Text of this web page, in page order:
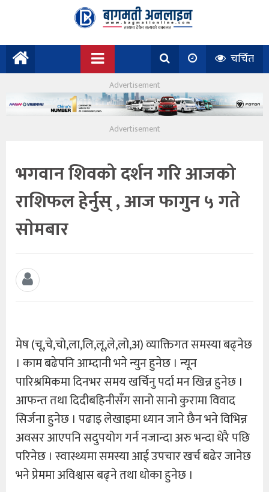
चर्चित
भगवान शिवको दर्शन गरि आजको
राशिफल हेर्नुस् , आज फागुन ५ गते
साेमबार
मेष (चू,चे,चो,ला,लि,लू,ले,लो,अ) व्याक्तिगत समस्या बढ्नेछ
। काम बढेपनि आम्दानी भने न्युन हुनेछ । न्यून
पारिश्रमिकमा दिनभर समय खर्चिनु पर्दा मन खिन्न हुनेछ ।
आफन्त तथा दिदीबहिनीसँग सानो सानो कुरामा विवाद
सिर्जना हुनेछ । पढाइ लेखाइमा ध्यान जाने छैन भने विभिन्न
अवसर आएपनि सदुपयोग गर्न नजान्दा अरु भन्दा धेरै पछि
परिनेछ । स्वास्थ्यमा समस्या आई उपचार खर्च बढेर जानेछ
भने प्रेममा अविश्वास बढ्ने तथा धोका हुनेछ ।